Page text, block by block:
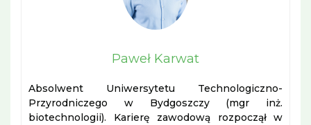
Paweł Karwat
Absolwent Uniwersytetu Technologiczno-
Przyrodniczego w Bydgoszczy (mgr inż.
biotechnologii). Karierę zawodową rozpoczął w